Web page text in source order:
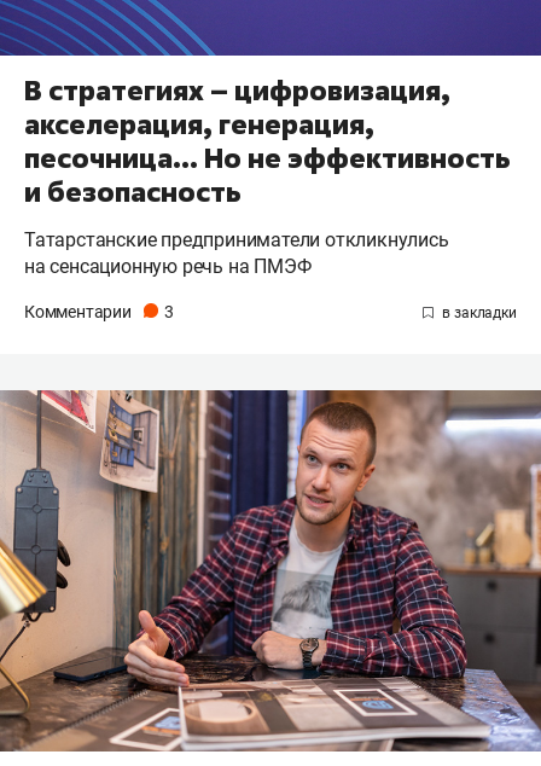
В стратегиях – цифровизация,
акселерация, генерация,
песочница… Но не эффективность
и безопасность
Татарстанские предприниматели откликнулись
на сенсационную речь на ПМЭФ
Комментарии 3